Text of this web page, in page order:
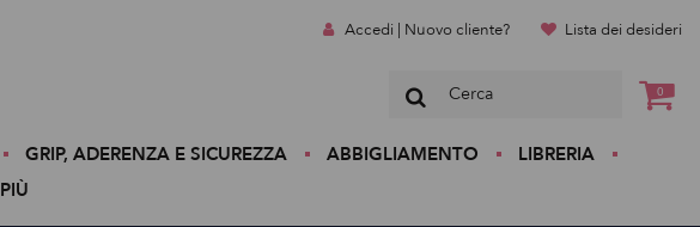
Accedi | Nuovo cliente? Lista dei desideri
0
GRIP, ADERENZA E SICUREZZA ABBIGLIAMENTO
LIBRERIA
PIÙ